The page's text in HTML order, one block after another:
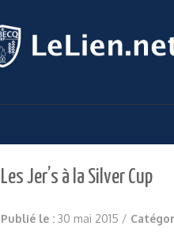
Les Jer’s à la Silver Cup
Publié le : 30 mai 2015 /